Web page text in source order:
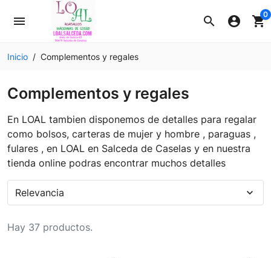
search
menu account_circle shopping_cart0
Inicio Complementos y regales
Complementos y regales
En LOAL tambien disponemos de detalles para regalar
como bolsos, carteras de mujer y hombre , paraguas ,
fulares , en LOAL en Salceda de Caselas y en nuestra
tienda online podras encontrar muchos detalles
Hay 37 productos.
Relevancia expand_more